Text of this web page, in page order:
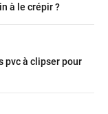
à le crépir ?
pvc à clipser pour